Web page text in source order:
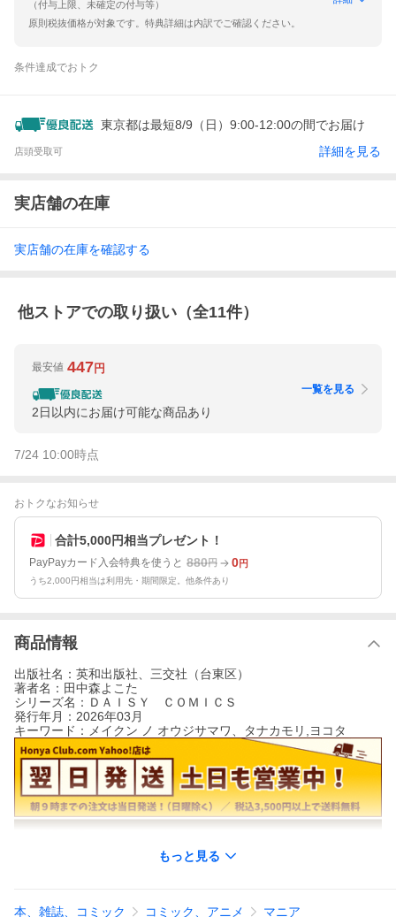
（付与上限、未確定の付与等）
原則税抜価格が対象です。特典詳細は内訳でご確認ください。
条件達成でおトク
東京都は最短8/9（日）9:00-12:00の間でお届け
店頭受取可 詳細を見る
実店舗の在庫
実店舗の在庫を確認する
他ストアでの取り扱い（全11件）
最安値 447円
2日以内にお届け可能な商品あり
一覧を見る
7/24 10:00時点
おトクなお知らせ
合計5,000円相当プレゼント！
PayPayカード入会特典を使うと 880円 0円
うち2,000円相当は利用先・期間限定。他条件あり
商品情報
出版社名：英和出版社、三交社（台東区）
著者名：田中森よこた
シリーズ名：ＤＡＩＳＹ ＣＯＭＩＣＳ
発行年月：2026年03月
キーワード：メイクン ノ オウジサマワ、タナカモリ,ヨコタ
もっと見る
本、雑誌、コミック コミック、アニメ マニア